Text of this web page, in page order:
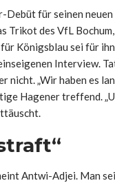
für seinen neuen
Trikot des VfL
Königsblau sei für
Interview.
nicht. „Wir haben es
Hagener treffend.
Antwi-Adjei. Man